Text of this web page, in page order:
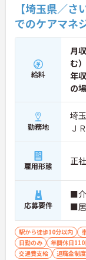
【埼玉県／
でのケアマネ
給料
月収
む）
年収
の
勤務地
埼
Ｊ
雇用形態 正
応募要件
■介
■居
駅から徒歩10分以内
日勤のみ
年間休日
交通費支給
退職金制